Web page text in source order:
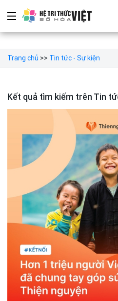
Trang chủ >> Tin tức - Sự kiện
Kết quả tìm kiếm trên Tin